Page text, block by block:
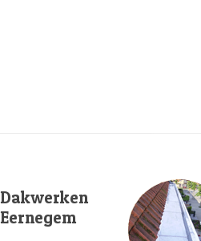
Dakwerken
Eernegem